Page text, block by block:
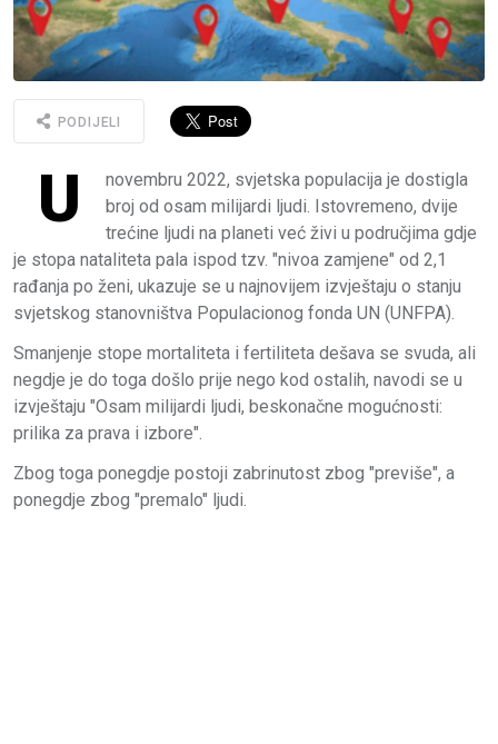
PODIJELI
U
novembru 2022, svjetska populacija je dostigla
broj od osam milijardi ljudi. Istovremeno, dvije
trećine ljudi na planeti već živi u područjima gdje
je stopa nataliteta pala ispod tzv. "nivoa zamjene" od 2,1
rađanja po ženi, ukazuje se u najnovijem izvještaju o stanju
svjetskog stanovništva Populacionog fonda UN (UNFPA).
Smanjenje stope mortaliteta i fertiliteta dešava se svuda, ali
negdje je do toga došlo prije nego kod ostalih, navodi se u
izvještaju "Osam milijardi ljudi, beskonačne mogućnosti:
prilika za prava i izbore".
Zbog toga ponegdje postoji zabrinutost zbog "previše", a
ponegdje zbog "premalo" ljudi.